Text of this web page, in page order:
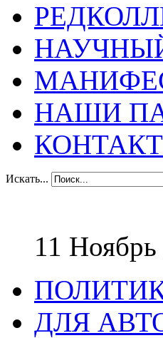
НАШИ
Искать...
11 Ноябрь
ДЛЯ